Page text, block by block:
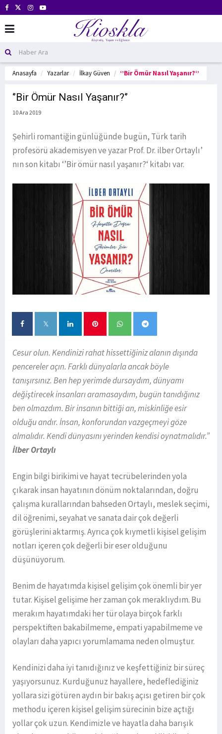
Anasayfa Yazarlar İlkay Güven ‘’Bir Ömür Nasıl Yaşanır?‘’
‘’Bir Ömür Nasıl Yaşanır?‘’
10 Ara 2019
Şehirli romantiğin günlüğünde bugün, Türk tarih
profesörü akademisyen ve yazar Prof. Dr. ilber Ortaylı’
nın son kitabı ‘’Bir ömür nasıl yaşanır?‘ kitabı var.
Cesur olun. Kendinizi rahat hissettiğiniz alanın dışında
pencereler açın. Farklı dünyalarla ancak böyle
tanışırsınız. Ben hep yerimde dursaydım, dünyamı
değiştirecek insanları aramasaydım, bugün tanıdığınız
ben olmazdım. Bir insanın bittiği an, miskinliğe esir
olduğu andır. İnsan, konforundan vazgeçmeyi göze
almalıdır. Kendi dünyasını yerinden kendisi oynatmalıdır.”
İlber Ortaylı
Engin bilgi birikimi ve hayat tecrübelerinden yola
çıkarak insan hayatının dönüm noktalarından, doğru
çalışma kurallarından bahseden Ortaylı, meslek seçimi,
dil öğrenimi, seyahat ve sanata dair çok değerli
görüşlerini aktarmış. Ayrıca çok kıymetli kişisel gelişim
notları içeren çok değerli bir eser olduğunu
düşünüyorum.
Benim de hayatımda kişisel gelişim çok önemli bir yer
tutar. Kişisel gelişime her zaman çok meraklıydım. Bu
merakım hayatımdaki her tür olaya birçok farklı
perspektiften bakabilmeme, empati yapabilmeme ve
olayları daha yapıcı yorumlamama neden olmuştur.
Kendinizi daha iyi tanıdığınız ve keşfettiğiniz bir süreç
yaşıyorsunuz. Kurduğunuz hayallere, hedeflediğiniz
yollara sizi götüren aydın bir bakış açısı getiren bir çok
methodu içeren kişisel gelişim sürecinin bize açtığı
yollar çok uzun. Kendimizle ve hayatla daha barışık